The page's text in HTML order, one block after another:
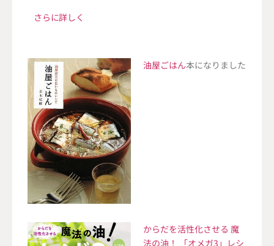
さらに詳しく
油屋ごはん本になりました
からだを活性化させる 魔
法の油！ 「オメガ3」レシ